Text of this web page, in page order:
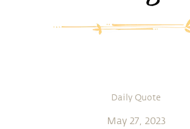
Daily Quote
May 27, 2023